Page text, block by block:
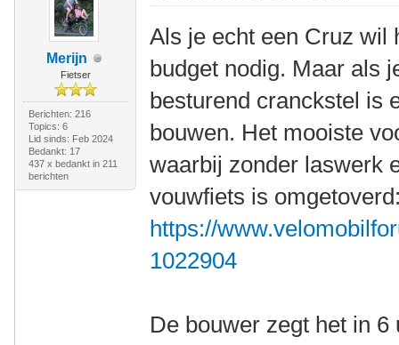
Merijn
Fietser
Berichten: 216
Topics: 6
Lid sinds: Feb 2024
Bedankt: 17
437 x bedankt in 211
berichten
Als je echt een Cruz wil
budget nodig. Maar als
besturend cranckstel is
bouwen. Het mooiste
waarbij zonder laswerk
vouwfiets is
https://
1022904
De bouwer zegt het in